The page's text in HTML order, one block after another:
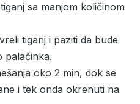
sa manjom količinom
tiganj i paziti da bude
palačinka.
oko 2 min, dok se
i tek onda okrenuti na